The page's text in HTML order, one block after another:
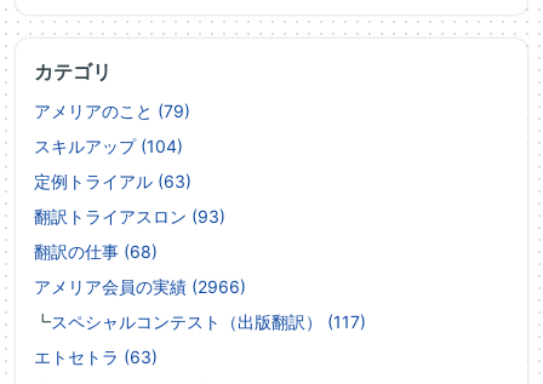
カテゴリ
アメリアのこと (79)
スキルアップ (104)
定例トライアル (63)
翻訳トライアスロン (93)
翻訳の仕事 (68)
アメリア会員の実績 (2966)
┗スペシャルコンテスト（出版翻訳） (117)
エトセトラ (63)